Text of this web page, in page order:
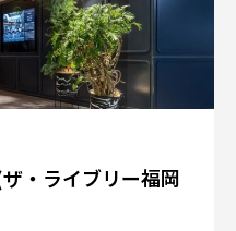
・ライブリー福岡